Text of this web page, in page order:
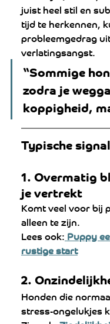
juist heel stil en
tijd te herkennen,
probleemgedrag
verlatingsangst.
“Sommige
zodra je
koppigheid,
Typische
1. Overmatig
je vertrekt
Komt veel voor bij
alleen te zijn.
Lees ook:Puppy
rustige start
2.
Honden die
stress-ongelukjes